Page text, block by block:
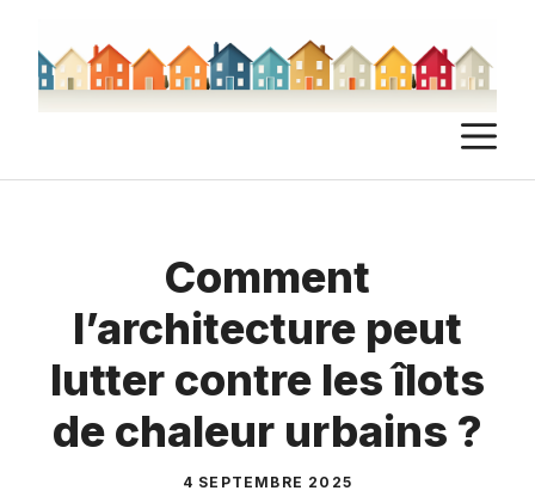
contenu
Comment
l’architecture peut
lutter contre les îlots
de chaleur urbains ?
4 SEPTEMBRE 2025